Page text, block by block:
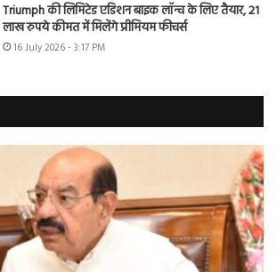
Triumph की लिमिटेड एडिशन बाइक लॉन्च के लिए तैयार, 21
लाख रुपये कीमत में मिलेंगे प्रीमियम फीचर्स
16 July 2026 - 3:17 PM